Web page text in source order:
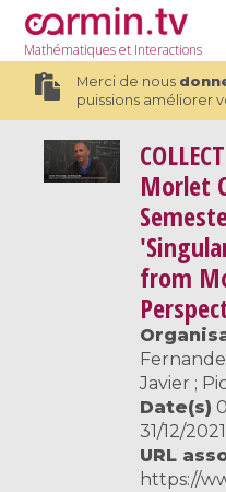
Mathématiqueset Interactions
Merci de nous
puissions améliorer
Morlet
from
Javier ;
Date(s)
31/12/2021
URL
https://